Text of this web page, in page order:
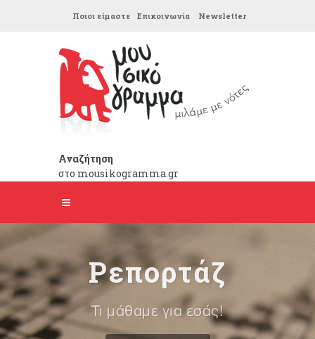
Ποιοι είμαστε Επικοινωνία Newsletter
Αναζήτηση
στο mousikogramma.gr
Ρεπορτάζ
Τι μάθαμε για εσάς!